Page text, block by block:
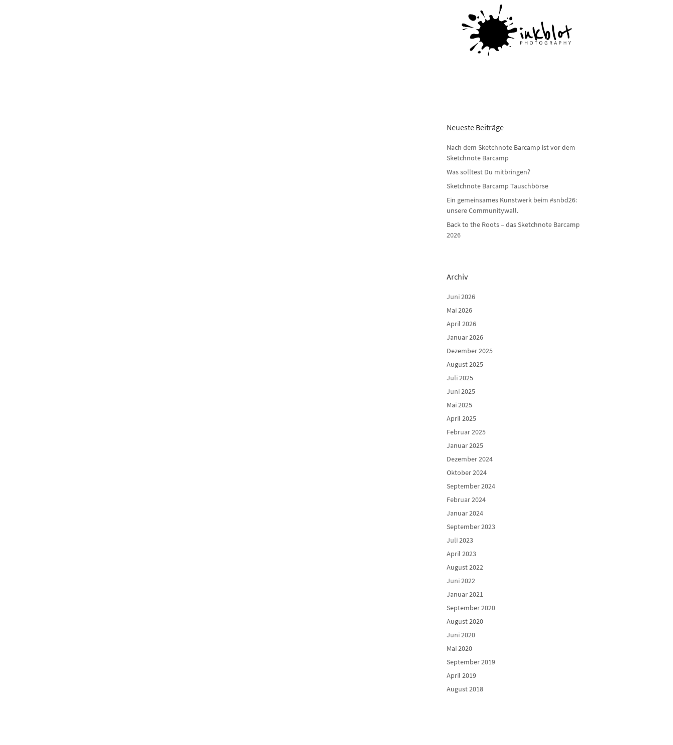
Neueste Beiträge
Nach dem Sketchnote Barcamp ist vor dem
Sketchnote Barcamp
Was solltest Du mitbringen?
Sketchnote Barcamp Tauschbörse
Ein gemeinsames Kunstwerk beim #snbd26:
unsere Communitywall.
Back to the Roots – das Sketchnote Barcamp
2026
Archiv
Juni 2026
Mai 2026
April 2026
Januar 2026
Dezember 2025
August 2025
Juli 2025
Juni 2025
Mai 2025
April 2025
Februar 2025
Januar 2025
Dezember 2024
Oktober 2024
September 2024
Februar 2024
Januar 2024
September 2023
Juli 2023
April 2023
August 2022
Juni 2022
Januar 2021
September 2020
August 2020
Juni 2020
Mai 2020
September 2019
April 2019
August 2018